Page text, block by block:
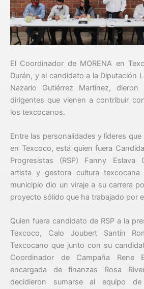
El Coordinador de MORENA en
Durán, y el candidato a la Diputación
Nazario Gutiérrez Martínez,
dirigentes que vienen a contribuir
los texcocanos.
Entre las personalidades y líderes que
en Texcoco, está quien fuera
Progresistas (RSP) Fanny Eslava
artista y gestora cultura
municipio dio un viraje a su carrera
proyecto sólido que ha trabajado por
Quien fuera candidato de RSP a la
Texcoco, Calo Joubert Santín
Texcocano que junto con su
Coordinador de Campaña Rene
encargada de finanzas Rosa
decidieron sumarse al equipo